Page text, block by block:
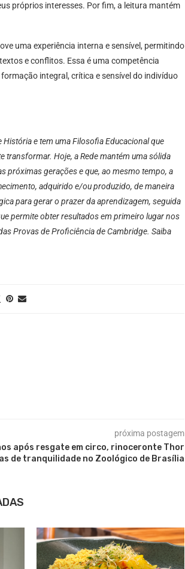
próprios interesses. Por fim, a leitura mantém
uma experiência interna e sensível, permitindo
e conflitos. Essa é uma competência
integral, crítica e sensível do indivíduo
e tem uma Filosofia Educacional que
transformar. Hoje, a Rede mantém uma sólida
próximas gerações e que, ao mesmo tempo, a
adquirido e/ou produzido, de maneira
para gerar o prazer da aprendizagem, seguida
permite obter resultados em primeiro lugar nos
Provas de Proficiência de Cambridge. Saiba
próxima postagem
após resgate em circo, rinoceronte Thor
de tranquilidade no Zoológico de Brasília